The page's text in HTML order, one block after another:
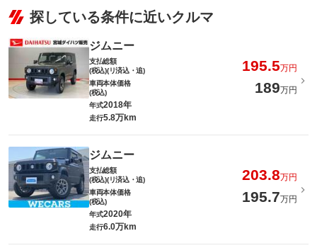
探している条件に近いクルマ
ジムニー
支払総額
(税込)(リ済込・追)
195.5万円
車両本体価格
(税込)
189万円
年式2018年
走行5.8万km
ジムニー
支払総額
(税込)(リ済込・追)
203.8万円
車両本体価格
(税込)
195.7万円
年式2020年
走行6.0万km